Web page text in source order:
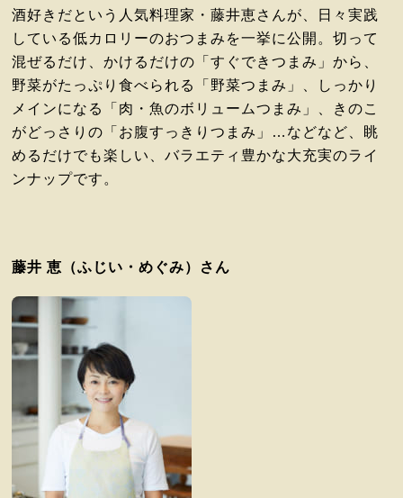
酒好きだという人気料理家・藤井恵さんが、日々実践
している低カロリーのおつまみを一挙に公開。切って
混ぜるだけ、かけるだけの「すぐできつまみ」から、
野菜がたっぷり食べられる「野菜つまみ」、しっかり
メインになる「肉・魚のボリュームつまみ」、きのこ
がどっさりの「お腹すっきりつまみ」…などなど、眺
めるだけでも楽しい、バラエティ豊かな大充実のライ
ンナップです。
藤井 恵（ふじい・めぐみ）さん